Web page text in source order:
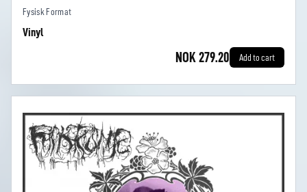
Fysisk Format
Vinyl
NOK 279.20 Add to cart